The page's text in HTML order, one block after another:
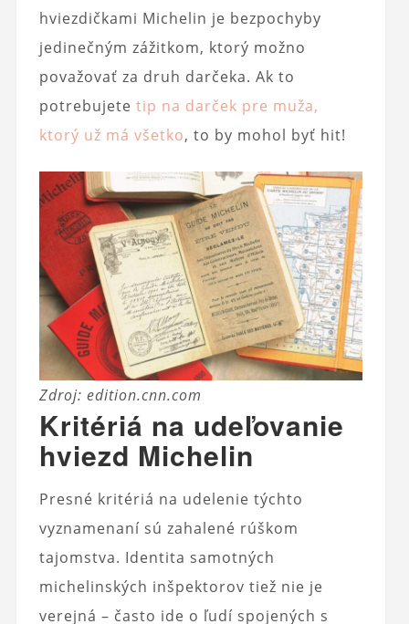
hviezdičkami Michelin je bezpochyby
jedinečným zážitkom, ktorý možno
považovať za druh darčeka. Ak to
potrebujete tip na darček pre muža,
ktorý už má všetko, to by mohol byť hit!
Zdroj: edition.cnn.com
Kritériá na udeľovanie
hviezd Michelin
Presné kritériá na udelenie týchto
vyznamenaní sú zahalené rúškom
tajomstva. Identita samotných
michelinských inšpektorov tiež nie je
verejná – často ide o ľudí spojených s